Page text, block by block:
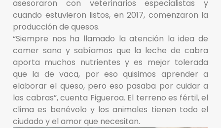
asesoraron con veterinarios especialistas y
cuando estuvieron listos, en 2017, comenzaron la
producción de quesos.
“Siempre nos ha llamado la atención la idea de
comer sano y sabíamos que la leche de cabra
aporta muchos nutrientes y es mejor tolerada
que la de vaca, por eso quisimos aprender a
elaborar el queso, pero eso pasaba por cuidar a
las cabras”, cuenta Figueroa. El terreno es fértil, el
clima es benévolo y los animales tienen todo el
ciudado y el amor que necesitan.